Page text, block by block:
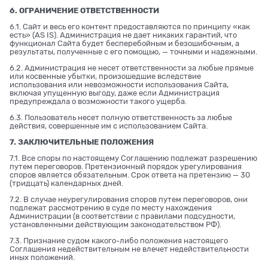
6. ОГРАНИЧЕНИЕ ОТВЕТСТВЕННОСТИ
6.1. Сайт и весь его контент предоставляются по принципу «как
есть» (AS IS). Администрация не дает никаких гарантий, что
функционал Сайта будет бесперебойным и безошибочным, а
результаты, полученные с его помощью, — точными и надежными.
6.2. Администрация не несет ответственности за любые прямые
или косвенные убытки, произошедшие вследствие
использования или невозможности использования Сайта,
включая упущенную выгоду, даже если Администрация
предупреждала о возможности такого ущерба.
6.3. Пользователь несет полную ответственность за любые
действия, совершенные им с использованием Сайта.
7. ЗАКЛЮЧИТЕЛЬНЫЕ ПОЛОЖЕНИЯ
7.1. Все споры по настоящему Соглашению подлежат разрешению
путем переговоров. Претензионный порядок урегулирования
споров является обязательным. Срок ответа на претензию — 30
(тридцать) календарных дней.
7.2. В случае неурегулирования споров путем переговоров, они
подлежат рассмотрению в суде по месту нахождения
Администрации (в соответствии с правилами подсудности,
установленными действующим законодательством РФ).
7.3. Признание судом какого-либо положения настоящего
Соглашения недействительным не влечет недействительности
иных положений.